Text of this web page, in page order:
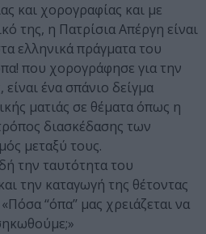
και χορογραφίας και με
της, η Πατρίσια Απέργη είναι
ελληνικά πράγματα του
που χορογράφησε για την
ένα σπάνιο δείγμα
ματιάς σε θέματα όπως η
διασκέδασης των
μεταξύ τους.
την ταυτότητα του
την καταγωγή της θέτοντας
‘‘όπα’’ μας χρειάζεται να